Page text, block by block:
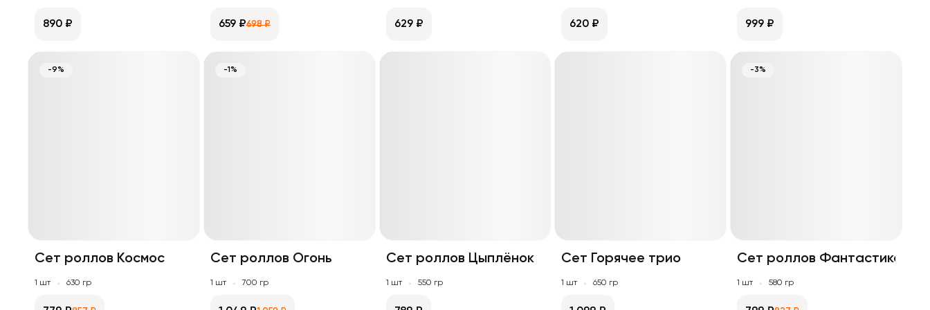
890 ₽ 698 ₽
659 ₽ 629 ₽ 620 ₽ 999 ₽
-9%
Сет роллов Космос
1 шт 630 гр
-1%
Сет роллов Огонь
1 шт 700 гр
Сет роллов Цыплёнок
1 шт 550 гр
Сет Горячее трио
1 шт 650 гр
-3%
Сет роллов Фантастика
1 шт 580 гр